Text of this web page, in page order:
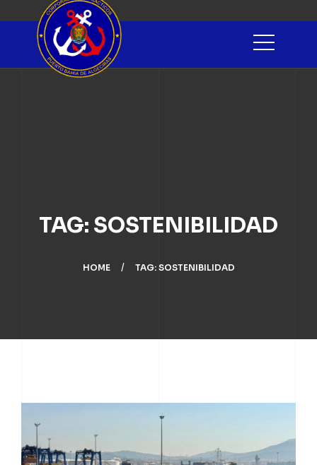
TAG: SOSTENIBILIDAD
HOME TAG: SOSTENIBILIDAD